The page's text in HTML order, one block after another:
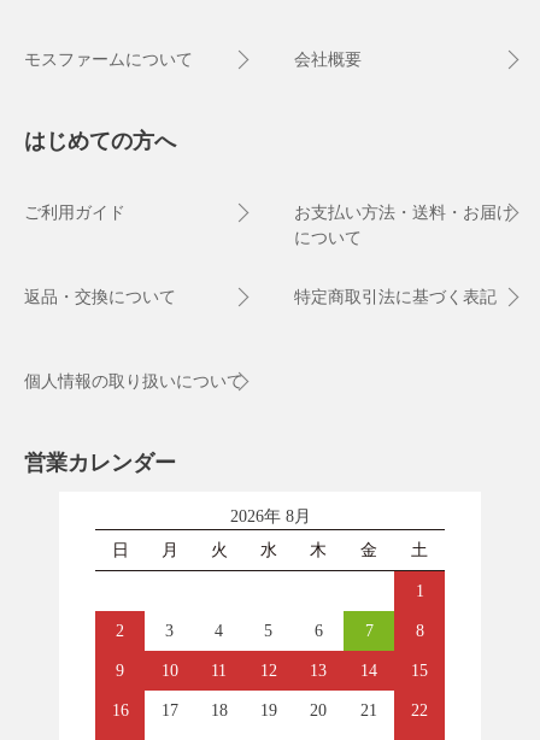
モスファームについて 会社概要
はじめての方へ
ご利用ガイド
お支払い方法・送料・お届け
について
返品・交換について 特定商取引法に基づく表記
個人情報の取り扱いについて
営業カレンダー
2026年 8月
日
月 火 水 木 金 土
1
2 3 4 5 6 7 8
9 10 11 12 13 14 15
16 17 18 19 20 21 22